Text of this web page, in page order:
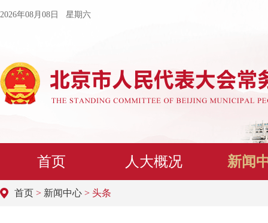
2026年08月08日 星期六
首页 人大概况 新闻
首页 > 新闻中心 > 头条